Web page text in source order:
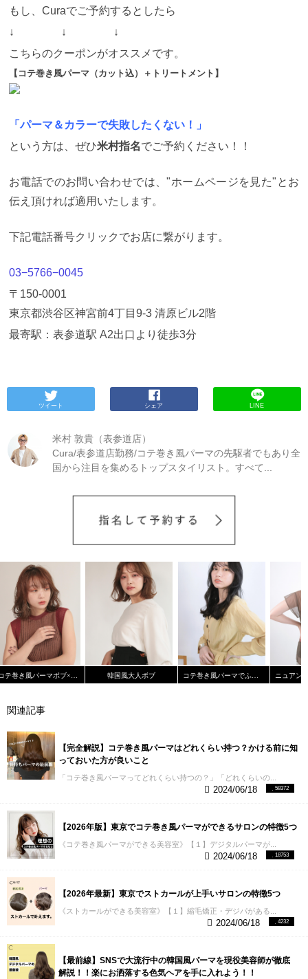
ってきます。 ↑ 通常コテ巻きは乾いた髪の毛にする
からです。そこでコテ巻きを再現するのに一番、適
しているパーマの種類が“デジタルパーマ”ということ
のです。「デジタルパーマを応用させて、コテ巻き
風のヘアスタイルを作るのが一番お客様に満足して
いただける。」と言うことは色々なパーマをやって
デジタルパーマを極めたサロンでコテ巻き風パーマ
をお願いしましょう。【２】コテ巻き風パーマの口
コミが多いコテ巻き風パーマは「薬剤理論」よりも
サロンに行くにしても必ずチェックするべき項目だ
と言えます。 ＊特にホットペッパーは口コミ審査が
厳しいので信憑性が高いと思います。
にあって、清潔感のある雰囲気でした。髪型は、肩
たことで、スタイリングが楽におしゃれにできるよ
うになると思います。結んだ時にも、綺麗に見える
髪型は、梅雨の時期にぴったりだと思いました。シ
ブをかけて頂いていましたが、パサつきが非常に気
になっていたのと、パーマとカラーの同時施術を安
心してお任せできる方を探していて今回担当スタイ
初めてで全く具体的なお願いができなかったのです
が、とっても気に入る仕上がりで感動しました。初
めてのカラーをこちらでお願いして本当に良かった
です…！パーマは低温デジタルパーマでご提案頂
く嬉しかったです。パーマとカラーはどうしても傷
みが不安で、今までカラーを躊躇していたのです
って使っています。またぜひよろしくお願いいたし
ます。今までどの美容室に行ってもパーマがかから
ず悩んでいたところ、今回初めてしっかりパーマが
かかり、本当に嬉しくて感動しました。これから色
んなヘアスタイルにするのが楽しみです。また、カ
ラーも綺麗な透明感のある色にしていただき満足し
ています。最後に毎日のスタイリング方法も、めん
どくさがりの私のライフスタイルに合わせた提案を
して下さり嬉しかったです。あとシャンプーとマッ
サージ、とても気持ちよかったです。またよろしく
お願いします。→Curaの口コミはこちら【３】失敗
しないための基準を作る ・髪質に対して的確に薬剤
を調合できる
て、、、」 みたいなノリで調合されたら怖いですよ
薬剤において ・還元値 ・アルカリ度 ・薬剤の
敗しますし、なんで失敗したかも分かりません。
Curaにはコテ巻き風パーマをした方の「髪の毛」と
「薬剤の相性」を記録に残し培ってきた技術があり
ます。そこには安心して頂きたいなと思います。
現する技術です。ですので、パーマのかけ方は全て
コテ巻きから発想を得ています。 「どの部分にどの
カールがあれば素敵なのか」という様にコテ巻き風
です。 リアルなコテ巻きから常にトレンド感のある
バランスを探し続けています。 【５】東京（表参道/
もし、Curaでご予約するとしたら
↓ ↓ ↓
こちらのクーポンがオススメです。
【コテ巻き風パーマ（カット込）＋トリートメント】
「パーマ＆カラーで失敗したくない！」
という方は、ぜひ米村指名でご予約ください！！
お電話でのお問い合わせでは、"ホームページを見た"とお
伝え頂ければ適用いたします。
下記電話番号クリックでお店に繋がります。
03−5766−0045
〒150-0001
東京都渋谷区神宮前4丁目9-3 清原ビル2階
最寄駅：表参道駅 A2出口より徒歩3分
ツイート シェア LINE
米村 敦貴（表参道店）
Cura/表参道店勤務/コテ巻き風パーマの先駆者でもあり全
国から注目を集めるトップスタイリスト。すべて...
韓国風大人ボブ
関連記事
【完全解説】コテ巻き風パーマはどれくらい持つ？かける前に知
っておいた方が良いこと
「コテ巻き風パーマってどれくらい持つの？」「どれくらいの...
58372
2024/06/18
【2026年版】東京でコテ巻き風パーマができるサロンの特徴5つ
《コテ巻き風パーマができる美容室》【１】デジタルパーマが...
18753
2024/06/18
【2026年最新】東京でストカールが上手いサロンの特徴5つ
《ストカールができる美容室》【１】縮毛矯正・デジパがある...
4232
2024/06/18
【最前線】SNSで大流行中の韓国風パーマを現役美容師が徹底
解説！！楽にお洒落する色気ヘアを手に入れよう！！